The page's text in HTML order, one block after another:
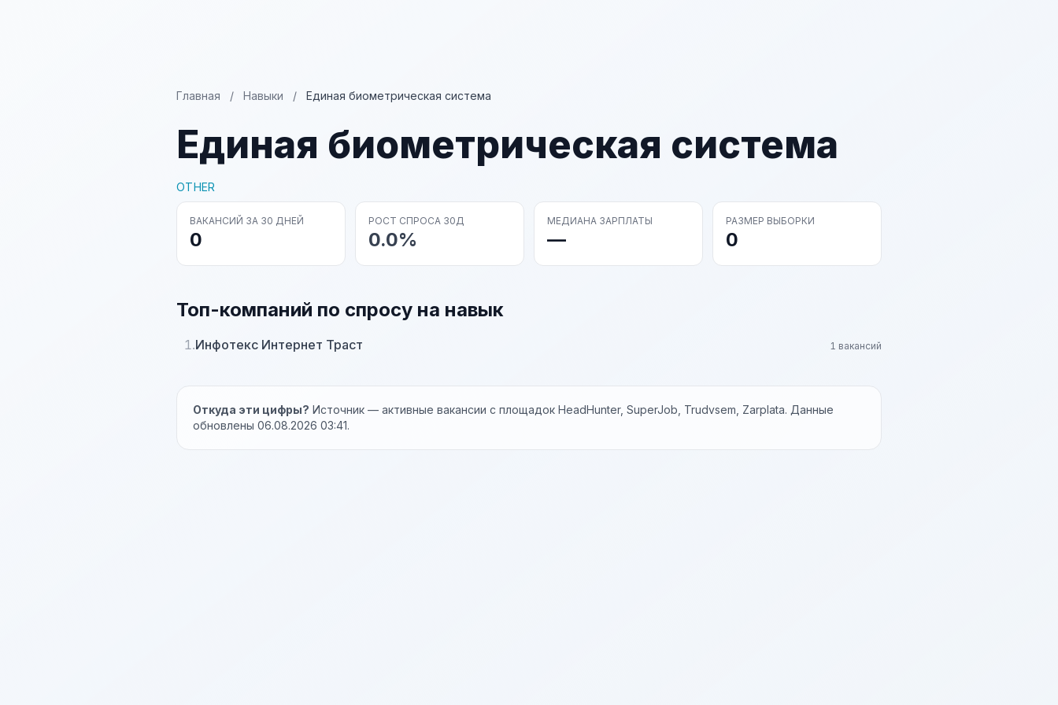
Главная / Навыки / Единая биометрическая система
Единая биометрическая система
OTHER
ВАКАНСИЙ ЗА 30 ДНЕЙ
0
РОСТ СПРОСА 30Д
0.0%
МЕДИАНА ЗАРПЛАТЫ
—
РАЗМЕР ВЫБОРКИ
0
Топ-компаний по спросу на навык
1.Инфотекс Интернет Траст 1 вакансий
Откуда эти цифры? Источник — активные вакансии с площадок HeadHunter, SuperJob, Trudvsem, Zarplata. Данные
обновлены 06.08.2026 03:41.